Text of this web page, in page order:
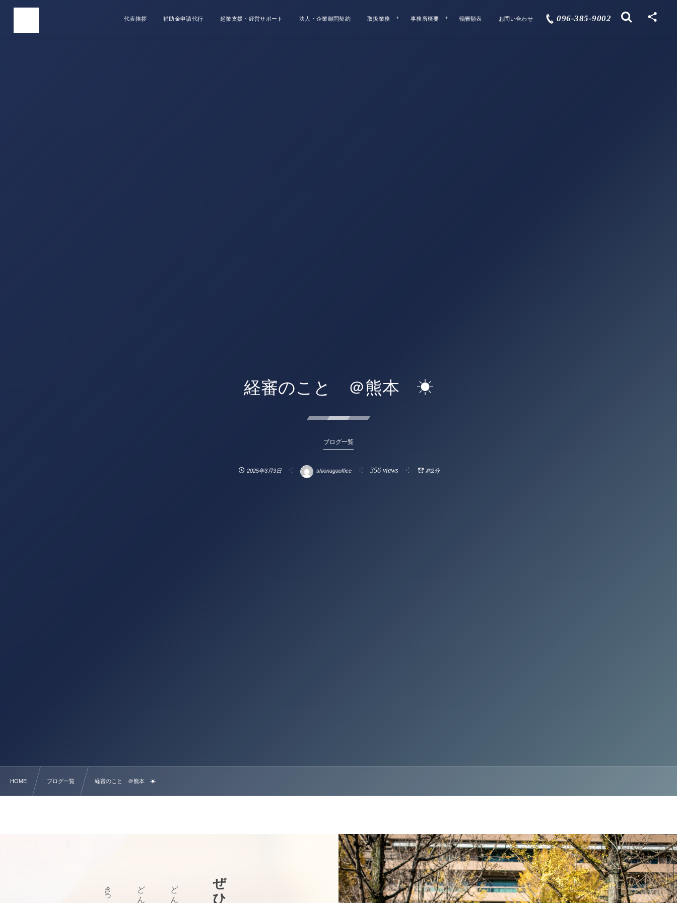
代表挨拶 補助金申請代行 起業支援・経営サポート 法人・企業顧問契約 取扱業務 事務所概要 報酬額表 お問い合わせ 096-385-9002
経審のこと ＠熊本 ☀
ブログ一覧
2025年3月3日 shionagaoffice 356 views 約2分
HOME ブログ一覧 経審のこと ＠熊本 ☀